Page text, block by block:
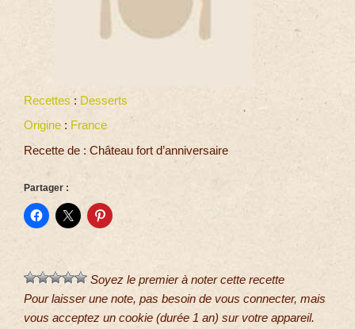
Recettes : Desserts
Origine : France
Recette de : Château fort d’anniversaire
Partager :
Soyez le premier à noter cette recette
Pour laisser une note, pas besoin de vous connecter, mais
vous acceptez un cookie (durée 1 an) sur votre appareil.